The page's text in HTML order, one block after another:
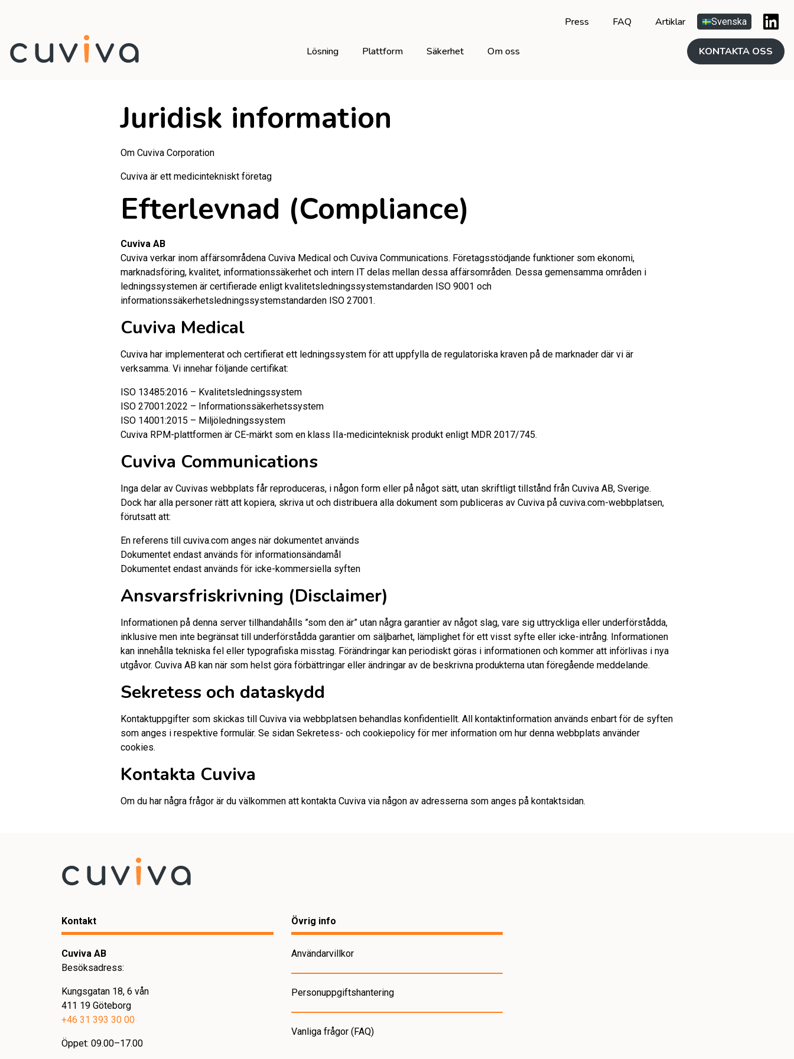
Press FAQ Artiklar Svenska
Lösning Plattform Säkerhet Om oss KONTAKTA OSS
Juridisk information
Om Cuviva Corporation
Cuviva är ett medicintekniskt företag
Efterlevnad (Compliance)
Cuviva AB
Cuviva verkar inom affärsområdena Cuviva Medical och Cuviva Communications. Företagsstödjande funktioner som ekonomi,
marknadsföring, kvalitet, informationssäkerhet och intern IT delas mellan dessa affärsområden. Dessa gemensamma områden i
ledningssystemen är certifierade enligt kvalitetsledningssystemstandarden ISO 9001 och
informationssäkerhetsledningssystemstandarden ISO 27001.
Cuviva Medical
Cuviva har implementerat och certifierat ett ledningssystem för att uppfylla de regulatoriska kraven på de marknader där vi är
verksamma. Vi innehar följande certifikat:
ISO 13485:2016 – Kvalitetsledningssystem
ISO 27001:2022 – Informationssäkerhetssystem
ISO 14001:2015 – Miljöledningssystem
Cuviva RPM-plattformen är CE-märkt som en klass IIa-medicinteknisk produkt enligt MDR 2017/745.
Cuviva Communications
Inga delar av Cuvivas webbplats får reproduceras, i någon form eller på något sätt, utan skriftligt tillstånd från Cuviva AB, Sverige.
Dock har alla personer rätt att kopiera, skriva ut och distribuera alla dokument som publiceras av Cuviva på cuviva.com-webbplatsen,
förutsatt att:
En referens till cuviva.com anges när dokumentet används
Dokumentet endast används för informationsändamål
Dokumentet endast används för icke-kommersiella syften
Ansvarsfriskrivning (Disclaimer)
Informationen på denna server tillhandahålls ”som den är” utan några garantier av något slag, vare sig uttryckliga eller underförstådda,
inklusive men inte begränsat till underförstådda garantier om säljbarhet, lämplighet för ett visst syfte eller icke-intrång. Informationen
kan innehålla tekniska fel eller typografiska misstag. Förändringar kan periodiskt göras i informationen och kommer att införlivas i nya
utgåvor. Cuviva AB kan när som helst göra förbättringar eller ändringar av de beskrivna produkterna utan föregående meddelande.
Sekretess och dataskydd
Kontaktuppgifter som skickas till Cuviva via webbplatsen behandlas konfidentiellt. All kontaktinformation används enbart för de syften
som anges i respektive formulär. Se sidan Sekretess- och cookiepolicy för mer information om hur denna webbplats använder
cookies.
Kontakta Cuviva
Om du har några frågor är du välkommen att kontakta Cuviva via någon av adresserna som anges på kontaktsidan.
Kontakt
Cuviva AB
Besöksadress:
Kungsgatan 18, 6 vån
411 19 Göteborg
+46 31 393 30 00
Öppet: 09.00–17.00
Övrig info
Användarvillkor
Personuppgiftshantering
Vanliga frågor (FAQ)